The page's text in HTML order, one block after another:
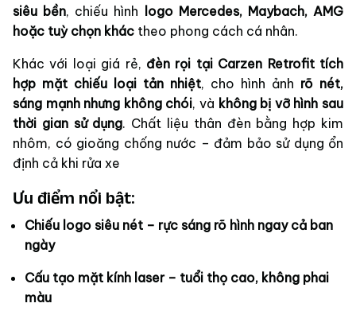
siêu bền, chiếu hình
logo Mercedes, Maybach, AMG
hoặc tuỳ chọn khác theo phong cách cá nhân.
Khác với loại giá rẻ, đèn rọi tại Carzen Retrofit tích
hợp mặt chiếu loại tản nhiệt, cho hình ảnh rõ nét,
sáng mạnh nhưng không chói, và không bị vỡ hình sau
thời gian sử dụng. Chất liệu thân đèn bằng hợp kim
nhôm, có gioăng chống nước – đảm bảo sử dụng ổn
định cả khi rửa xe
Ưu điểm nổi bật:
Chiếu logo siêu nét – rực sáng rõ hình ngay cả ban
ngày
Cấu tạo mặt kính laser – tuổi thọ cao, không phai
màu